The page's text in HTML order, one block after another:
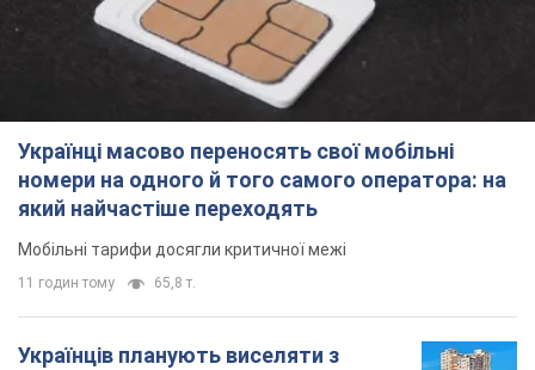
Українці масово переносять свої мобільні
номери на одного й того самого оператора: на
який найчастіше переходять
Мобільні тарифи досягли критичної межі
11 годин тому 65,8 т.
Українців планують виселяти з